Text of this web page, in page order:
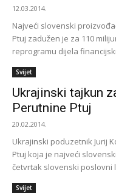
12.03.2014.
Najveći slovenski
Ptuj zadužen je za 110
reprogramu dijela
Svijet
Ukrajinski tajkun
Perutnine Ptuj
20.02.2014.
Ukrajinski poduzetnik Jurij
Ptuj koja je najveći
četvrtak slovenski poslovni
Svijet